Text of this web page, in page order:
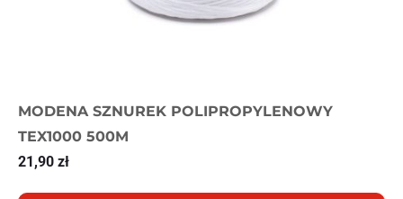
MODENA SZNUREK POLIPROPYLENOWY
TEX1000 500M
21,90 zł